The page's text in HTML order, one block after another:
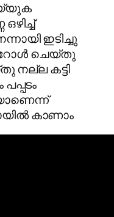
ഇടിച്ചു
റോള്‍ ചെയ്തു
നല്ല കട്ടി
കാണാം